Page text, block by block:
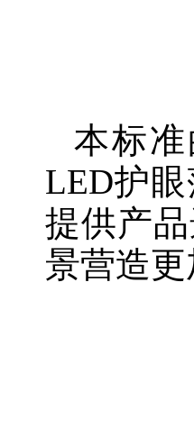
本标
LED护
提供产
景营造